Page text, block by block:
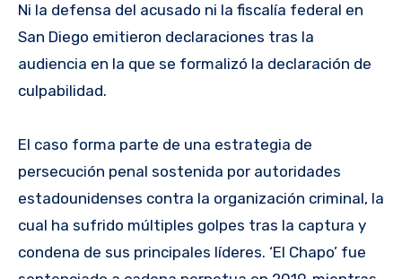
Ni la defensa del acusado ni la fiscalía federal en
San Diego emitieron declaraciones tras la
audiencia en la que se formalizó la declaración de
culpabilidad.
El caso forma parte de una estrategia de
persecución penal sostenida por autoridades
estadounidenses contra la organización criminal, la
cual ha sufrido múltiples golpes tras la captura y
condena de sus principales líderes. ‘El Chapo’ fue